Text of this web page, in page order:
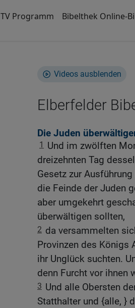
TV Programm Bibelthek Online-
Videos ausblenden
Elberfelder
Die Juden
1
Und im zwölften
dreizehnten Tag
Gesetz zur
die Feinde der Juden
aber umgekehrt
überwältigen sollten,
2 da versammelten
Provinzen des Königs
ihr Unglück suchten.
denn Furcht vor ihnen
3 Und alle Obersten
Statthalter und {alle, }